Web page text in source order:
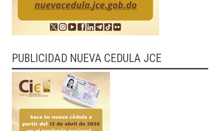
PUBLICIDAD NUEVA CEDULA JCE